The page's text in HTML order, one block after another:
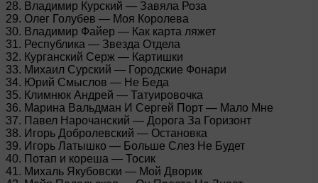
28. Владимир Курский — Завяла Роза
29. Олег Голубев — Моя Королева
30. Владимир Файер — Как карта ляжет
31. Республика — Звезда Отдела
32. Курганский Серж — Картишки
33. Михаил Сурский — Городские Фонари
34. Юрий Смыслов — Не Беда
35. Климнюк Андрей — Татуировочка
36. Марина Вальдман И Сергей Порт — Мало Мне
37. Павел Нарочанский — Дорога За Горизонт
38. Игорь Добролевский — Остановка
39. Игорь Латышко — Больше Слез Не Будет
40. Потап и кореша — Тосик
41. Михаль Якубовски — Мой Дворик